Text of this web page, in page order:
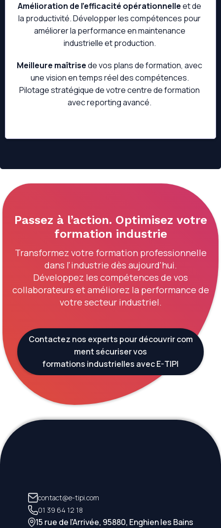
Amélioration de l'efficacité opérationnelleet de
la productivité. Développer les compétences pour
améliorer la performance en maintenance
industrielle et production.
Meilleure maîtrisede vos plans de formation, avec
une vision en temps réel des compétences.
Pilotage stratégique de votre centre de formation
avec reporting avancé.
Passez à l’action. Optimisez votre
formation industrie
Transformez votre formation professionnelle
dans l'industrie dès aujourd'hui.
Développez les compétences de vos
collaborateurs et améliorez la performance de
votre secteur industriel.
Contactez nos experts pour découvrir com
ment sécuriser vos
formations industrielles avec E-TIPI
contact@e-tipi.com
01 39 64 12 18
15 rue de l'Arrivée, 95880, Enghien les Bains